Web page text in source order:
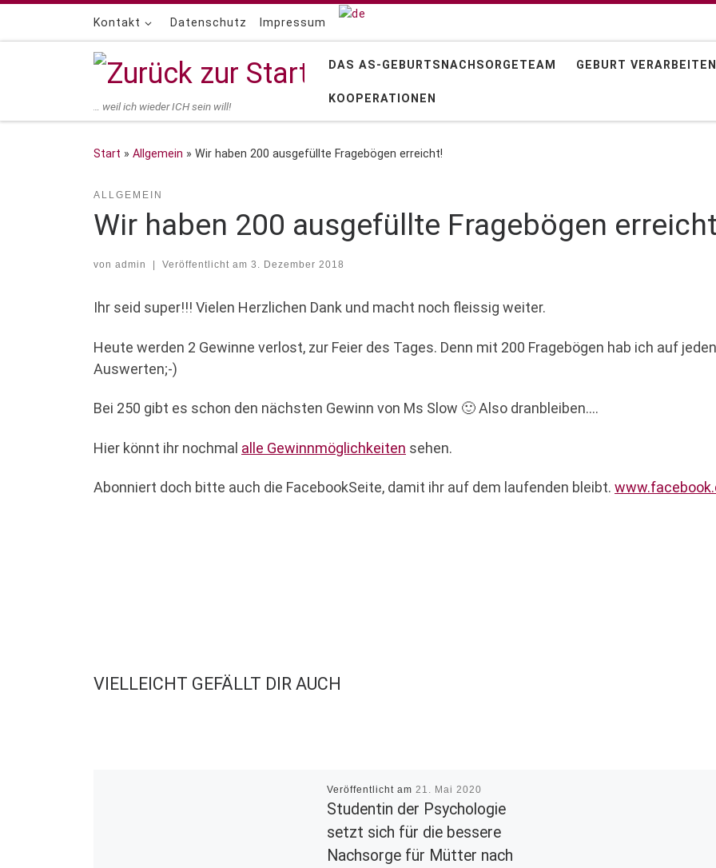
Zum Inhalt springen
Kontakt Datenschutz Impressum
… weil ich wieder ICH sein will!
DAS AS-GEBURTSNACHSORGETEAM GEBURT VERARBEITEN
KOOPERATIONEN
Start » Allgemein » Wir haben 200 ausgefüllte Fragebögen erreicht!
ALLGEMEIN
Wir haben 200 ausgefüllte Fragebögen
von admin Veröffentlicht am 3. Dezember 2018
Ihr seid super!!! Vielen Herzlichen Dank und macht noch fleissig weiter.
Heute werden 2 Gewinne verlost, zur Feier des Tages. Denn mit 200 Fragebögen hab ich auf
Auswerten;-)
Bei 250 gibt es schon den nächsten Gewinn von Ms Slow 🙂 Also dranbleiben….
Hier könnt ihr nochmal alle Gewinnmöglichkeiten sehen.
Abonniert doch bitte auch die FacebookSeite, damit ihr auf dem laufenden bleibt.
VIELLEICHT GEFÄLLT DIR AUCH
Veröffentlicht am 21. Mai 2020
Studentin der Psychologie
setzt sich für die bessere
Nachsorge für Mütter nach